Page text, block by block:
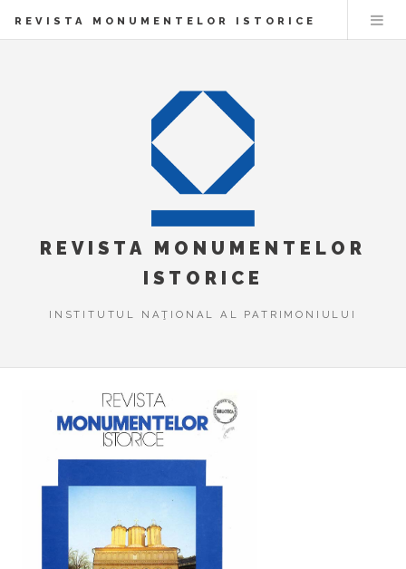
REVISTA MONUMENTELOR ISTORICE
REVISTA MONUMENTELOR
ISTORICE
INSTITUTUL NAŢIONAL AL PATRIMONIULUI